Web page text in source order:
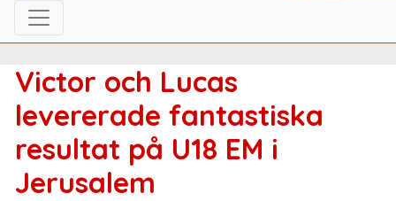
Victor och Lucas
levererade fantastiska
resultat på U18 EM i
Jerusalem